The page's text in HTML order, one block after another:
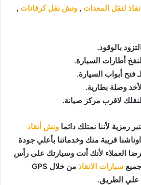
لنقل المعدات , ونش نقل كرفانات ,
بالوقود.
لنفخ أطارات السيارة.
لـ فتح أبواب السيارة.
لأخد وصلة بطارية.
لنقلك لاقرب مركز صيانة.
رمزية لأننا نمتلك دائما ونش أنقاذ
اوناشنا قريبة منك وخدماتنا بأعلي جودة
العملاء لأنك أنت وسيارتك على رأس
سيارات الانقاذ
من خلال GPS
علي الطريق.